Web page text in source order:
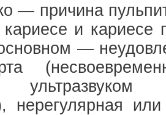
— причина
и
—
нерегулярная